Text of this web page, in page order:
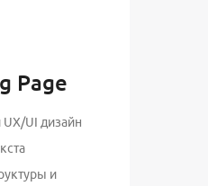
Page
UI дизайн
и